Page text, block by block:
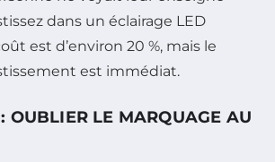
dans un éclairage LED
est d’environ 20 %, mais le
est immédiat.
OUBLIER LE MARQUAGE AU